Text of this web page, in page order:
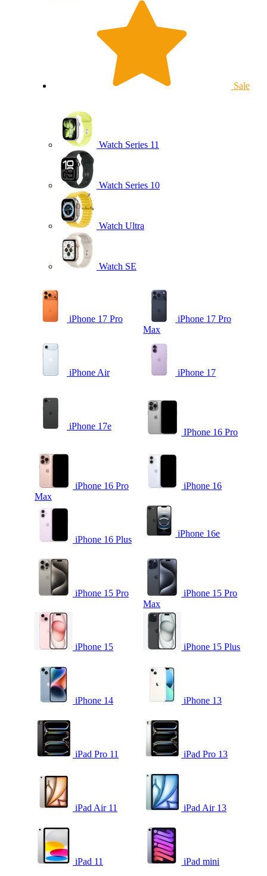
Sale
Watch Series 11
Watch Series 10
Watch Ultra
Watch SE
iPhone 17 Pro
iPhone 17 Pro
Max
iPhone Air iPhone 17
iPhone 17e
IPhone 16 Pro
iPhone 16 Pro
Max
iPhone 16
iPhone 16 Plus
iPhone 16e
iPhone 15 Pro
iPhone 15 Pro
Max
iPhone 15 iPhone 15 Plus
iPhone 14 iPhone 13
iPad Pro 11 iPad Pro 13
iPad Air 11 iPad Air 13
iPad 11 iPad mini